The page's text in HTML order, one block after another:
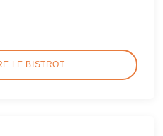
LE BISTROT